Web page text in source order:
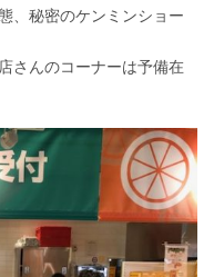
、秘密のケンミンショー
さんのコーナーは予備在